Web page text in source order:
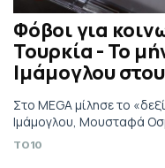
Φόβοι για
Τουρκία - Το
Ιμάμογλου
Στο MEGA μίλησε το
Ιμάμογλου, Μουσταφά
TO10